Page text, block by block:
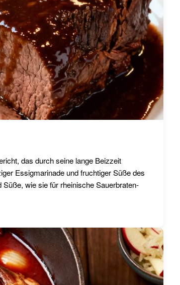
das durch seine lange Beizzeit
Essigmarinade und fruchtiger Süße des
wie sie für rheinische Sauerbraten-